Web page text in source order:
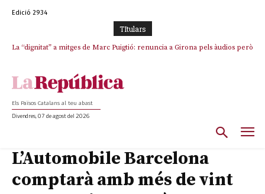
Edició 2934
TItulars
La “dignitat” a mitges de Marc Puigtió: renuncia a Girona pels àudios però
Els Països Catalans al teu abast
Divendres, 07 de agost del 2026
L’Automobile Barcelona
comptarà amb més de vint